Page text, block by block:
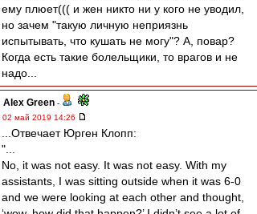
ему плюет((( и жен никто ни у кого не уводил,
но зачем "такую личную неприязнь
испытывать, что кушать не могу"? А, повар?
Когда есть такие болельщики, то врагов и не
надо...
Alex Green -
02 май 2019 14:26
...Отвечает Юрген Клопп:
"...
No, it was not easy. It was not easy. With my
assistants, I was sitting outside when it was 6-0
and we were looking at each other and thought,